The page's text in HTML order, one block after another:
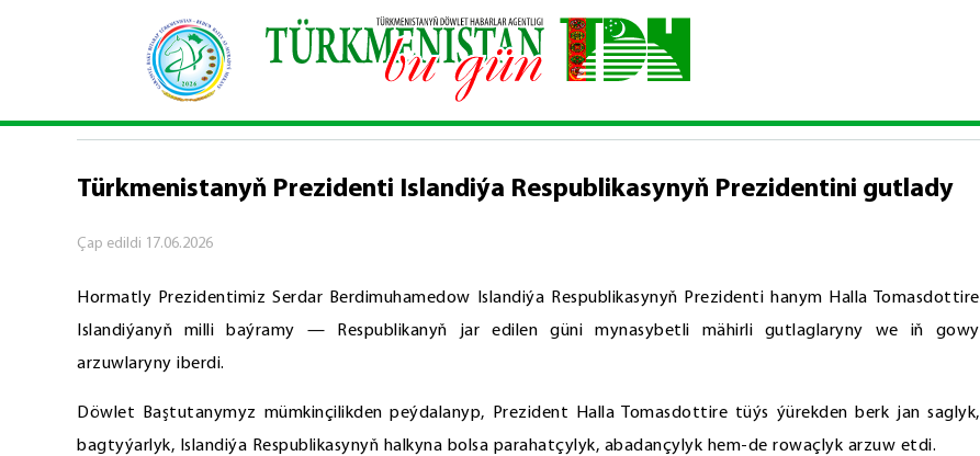
Baş sahypa \ Syýasy habarlar \ Türkmenistanyň Prezidenti Islandiýa Respublikasynyň Prezidentini gutlady
SYÝASY HABARLAR
Türkmenistanyň Prezidenti Islandiýa Respublikasynyň Prezidentini gutlady
Çap edildi 17.06.2026
Hormatly Prezidentimiz Serdar Berdimuhamedow Islandiýa Respublikasynyň Prezidenti hanym Halla Tomasdottire
Islandiýanyň milli baýramy — Respublikanyň jar edilen güni mynasybetli mähirli gutlaglaryny we iň gowy
arzuwlaryny iberdi.
Döwlet Baştutanymyz mümkinçilikden peýdalanyp, Prezident Halla Tomasdottire tüýs ýürekden berk jan saglyk,
bagtyýarlyk, Islandiýa Respublikasynyň halkyna bolsa parahatçylyk, abadançylyk hem-de rowaçlyk arzuw etdi.